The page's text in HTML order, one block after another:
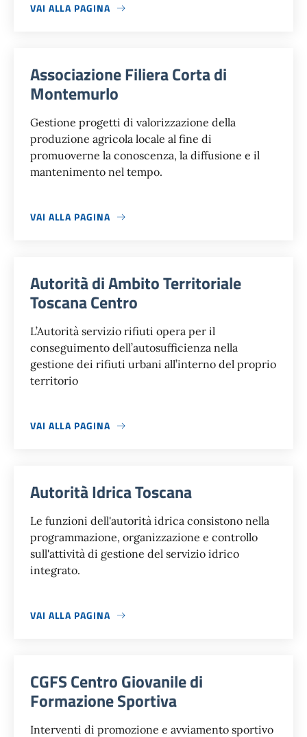
VAI ALLA PAGINA
Associazione Filiera Corta di
Montemurlo
Gestione progetti di valorizzazione della
produzione agricola locale al fine di
promuoverne la conoscenza, la diffusione e il
mantenimento nel tempo.
VAI ALLA PAGINA
Autorità di Ambito Territoriale
Toscana Centro
L’Autorità servizio rifiuti opera per il
conseguimento dell’autosufficienza nella
gestione dei rifiuti urbani all’interno del proprio
territorio
VAI ALLA PAGINA
Autorità Idrica Toscana
Le funzioni dell'autorità idrica consistono nella
programmazione, organizzazione e controllo
sull'attività di gestione del servizio idrico
integrato.
VAI ALLA PAGINA
CGFS Centro Giovanile di
Formazione Sportiva
Interventi di promozione e avviamento sportivo